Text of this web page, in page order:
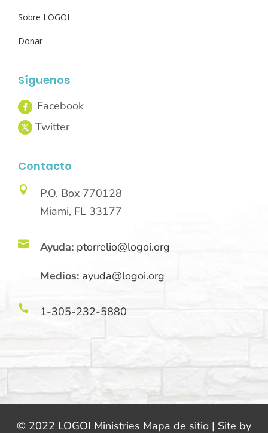
Sobre LOGOI
Donar
Síguenos
Contacto

P.O. Box 770128
Miami, FL 33177
 Ayuda: ptorrelio@logoi.org
Medios: ayuda@logoi.org
 1-305-232-5880
© 2022 LOGOI Ministries Mapa de sitio | Site by